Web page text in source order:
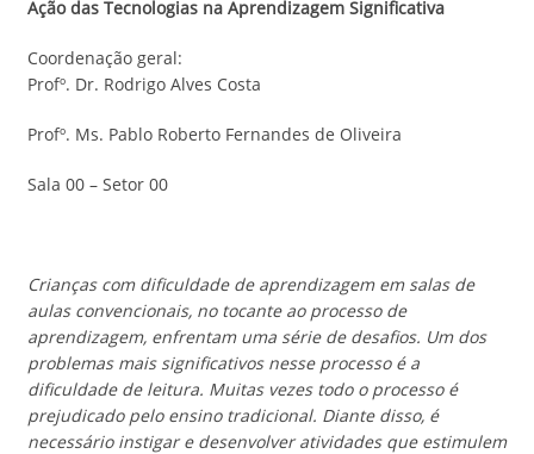
Ação das Tecnologias na Aprendizagem Significativa
Coordenação geral:
Profº. Dr. Rodrigo Alves Costa
Profº. Ms. Pablo Roberto Fernandes de Oliveira
Sala 00 – Setor 00
Crianças com dificuldade de aprendizagem em salas de
aulas convencionais, no tocante ao processo de
aprendizagem, enfrentam uma série de desafios. Um dos
problemas mais significativos nesse processo é a
dificuldade de leitura. Muitas vezes todo o processo é
prejudicado pelo ensino tradicional. Diante disso, é
necessário instigar e desenvolver atividades que estimulem